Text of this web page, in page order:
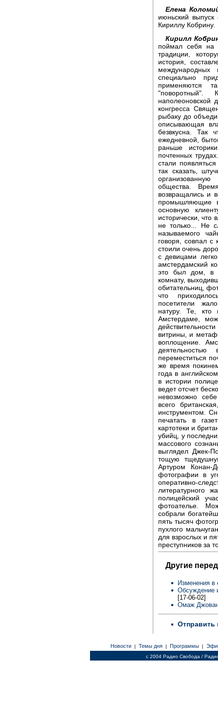
Елена
июньский выпуск
Кириллу Кобрину.
Кирилл
поймал себя на
традиции,
история,
специально
применяются
"поворотный".
наполеоновской
конгресса
рыбаку до
описывающая
безвкусна. Так
ежедневной,
раньше
почтенных
стали
так сказать,
общества.
возвращались и
промышляющие
основную
исторически, что
не только... Не
называемого
говоря, совпал
стоили очень
с девицами
амстердамский
это был дом, в
комнату,
обитательниц,
что
посетители
натуру. Те, кто
Амстердаме,
витрины, и
воплощение.
переместиться
же время
года в
в истории
ведет отсчет
невозможно
всего
инструментом.
печатать в
картотеки и
убийц, у
массового
выглядел Джек-
тощую
Артуром Конан-
фотографии в
оперативно-
литературного
полицейский
фотоателье.
собрали
пять тысяч
пухлого
для взрослых и
преступников за
Другие
Изменения в
Обсуждение
[17-06-02]
Омаж
Отправить
Новости | Темы дня | Программы |
c 2004 Радио Свобода /